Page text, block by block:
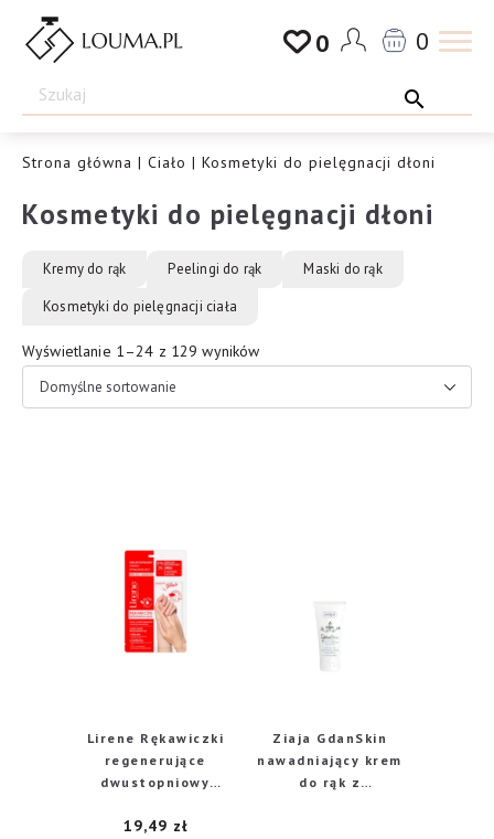
Przejdź
Drogeria
Louma.pl
0 0
Strona główna | Ciało | Kosmetyki do pielęgnacji dłoni
Kosmetyki do pielęgnacji dłoni
Kremy do rąk Peelingi do rąk
Maski do rąk
Kosmetyki do pielęgnacji ciała
Wyświetlanie 1–24 z 129 wyników
Lirene Rękawiczki
regenerujące
dwustopniowy
wygładzający
19,49 zł
Ziaja GdanSkin
nawadniający krem
do rąk z